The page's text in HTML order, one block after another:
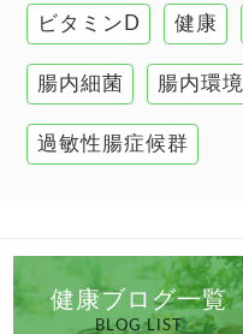
自己免疫疾患
高血圧
ビタミンD 健康
腸内細菌 腸内環境
過敏性腸症候群
健康ブログ一覧
BLOG LIST